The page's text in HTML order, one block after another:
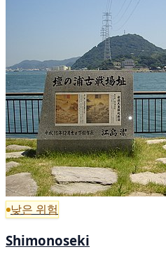
낮은 위험
Shimonoseki